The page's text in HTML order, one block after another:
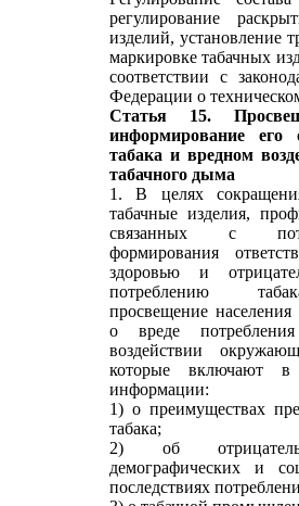
регулирование
изделий, установление
маркировке табачных
соответствии с
Федерации о
Статья 15.
информирование его
табака и вредном
табачного дыма
1. В целях
табачные изделия,
связанных с
формирования
здоровью и
потреблению
просвещение
о вреде
воздействии
которые включают в
информации:
1) о преимуществах
табака;
2) об
демографических и
последствиях